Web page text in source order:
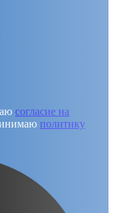
согласие на
политику